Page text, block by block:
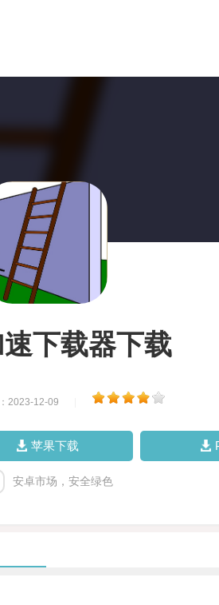
下载器下载
2023-12-09
苹果下载
安卓市场，安全绿色